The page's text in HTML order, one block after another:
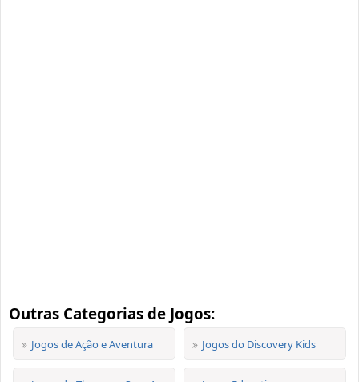
Outras Categorias de Jogos:
Jogos de Ação e Aventura Jogos do Discovery Kids